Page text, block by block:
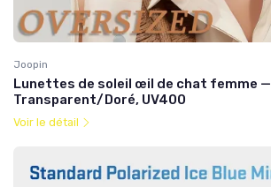
Joopin
Lunettes de soleil œil de chat femme —
Transparent/Doré, UV400
Voir le détail